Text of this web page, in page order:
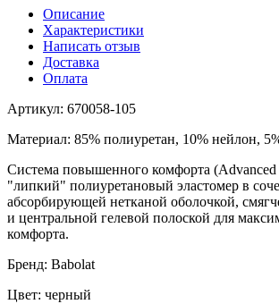
Описание
Характеристики
Написать отзыв
Доставка
Оплата
Артикул: 670058-105
Материал: 85% полиуретан, 10% нейлон,
Система повышенного комфорта (Advanced
"липкий" полиуретановый эластомер в
абсорбирующей нетканой оболочкой,
и центральной гелевой полоской для
комфорта.
Бренд: Babolat
Цвет: черный